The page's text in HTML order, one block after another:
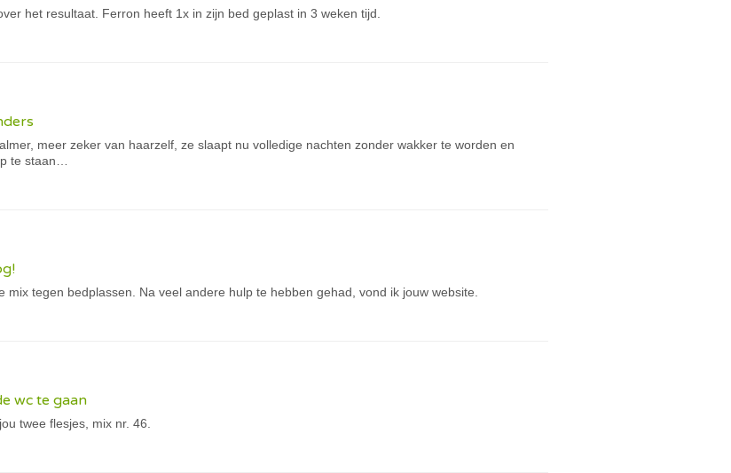
het resultaat. Ferron heeft 1x in zijn bed geplast in 3 weken tijd.
meer zeker van haarzelf, ze slaapt nu volledige nachten zonder wakker te worden en
te staan…
mix tegen bedplassen. Na veel andere hulp te hebben gehad, vond ik jouw website.
wc te gaan
twee flesjes, mix nr. 46.